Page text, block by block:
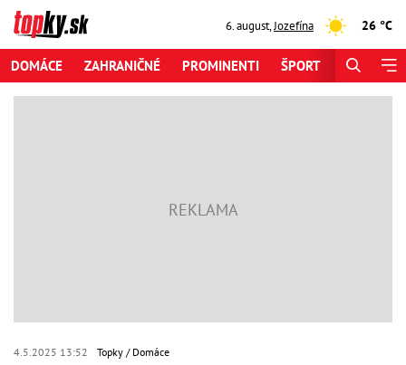
6. august,Jozefína 26 °C
DOMÁCE ZAHRANIČNÉ PROMINENTI ŠPORT
4.5.2025 13:52 Topky Domáce